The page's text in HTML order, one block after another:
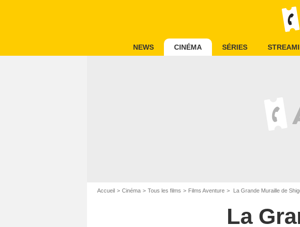
NEWS CINÉMA SÉRIES
Accueil Cinéma Tous les films Films Aventure La Grande Muraille de
La